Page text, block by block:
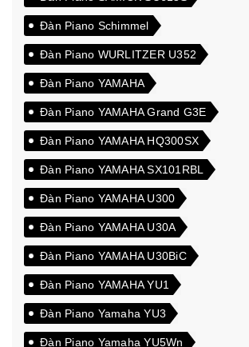
Đàn Piano Schimmel
Đàn Piano WURLITZER U352
Đàn Piano YAMAHA
Đàn Piano YAMAHA Grand G3E
Đàn Piano YAMAHA HQ300SX
Đàn Piano YAMAHA SX101RBL
Đàn Piano YAMAHA U300
Đàn Piano YAMAHA U30A
Đàn Piano YAMAHA U30BiC
Đàn Piano YAMAHA YU1
Đàn Piano Yamaha YU3
Đàn Piano Yamaha YU5Wn